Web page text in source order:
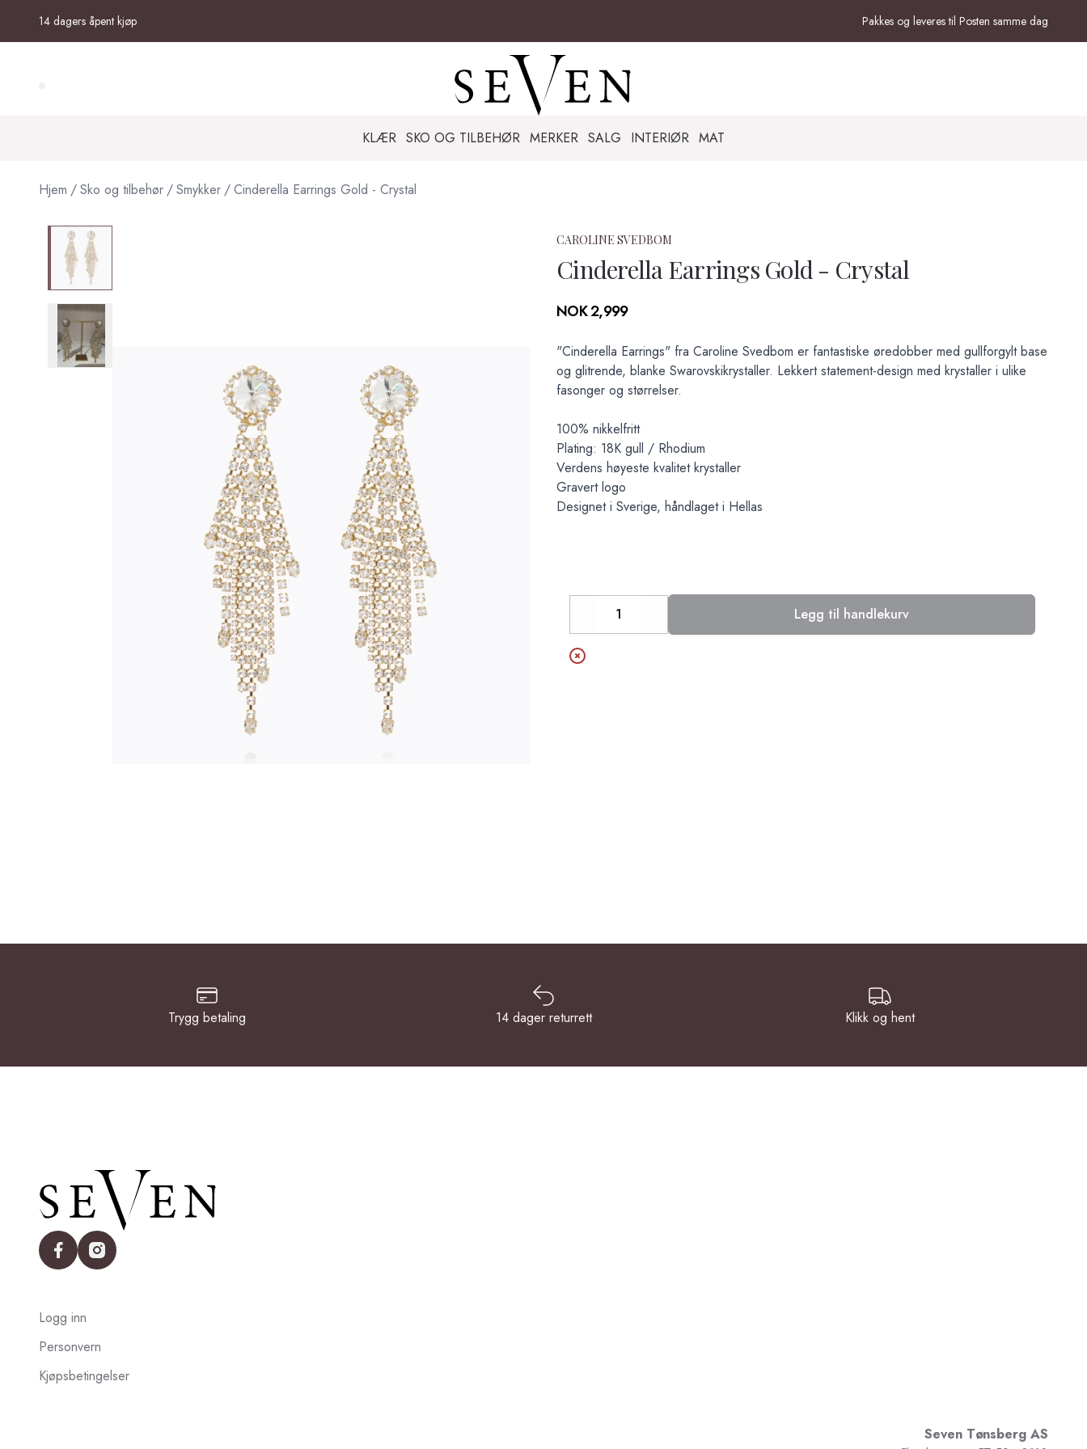
14 dagers åpent kjøp Pakkes og leveres til Posten samme dag
KLÆR SKO OG TILBEHØR MERKER SALG INTERIØR MAT
Hjem /Sko og tilbehør /Smykker /Cinderella Earrings Gold - Crystal
CAROLINE SVEDBOM
Cinderella Earrings Gold - Crystal
Produktdetaljer
NOK 2,999
Description
"Cinderella Earrings" fra Caroline Svedbom er fantastiske øredobber med gullforgylt base
og glitrende, blanke Swarovskikrystaller. Lekkert statement-design med krystaller i ulike
fasonger og størrelser.
100% nikkelfritt
Plating: 18K gull / Rhodium
Verdens høyeste kvalitet krystaller
Gravert logo
Designet i Sverige, håndlaget i Hellas
Decrease Legg til handlekurv
Trygg betaling 14 dager returrett Klikk og hent
facebookinstagram
Logg inn
Personvern
Kjøpsbetingelser
Seven Tønsberg AS